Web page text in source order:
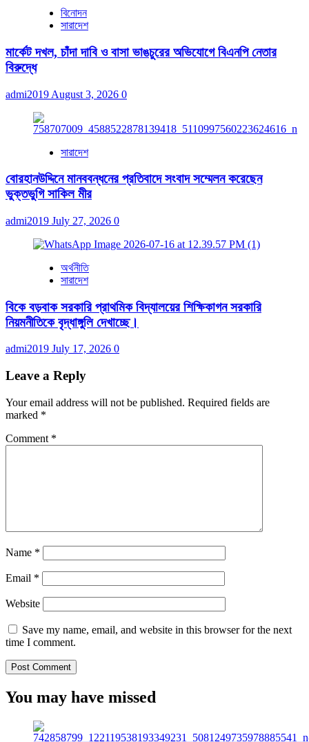
বিনোদন
সারাদেশ
মার্কেট দখল, চাঁদা দাবি ও বাসা ভাঙচুরের অভিযোগে বিএনপি নেতার
বিরুদ্ধে
admi2019 August 3, 2026 0
সারাদেশ
বোরহানউদ্দিনে মানববন্ধনের প্রতিবাদে সংবাদ সম্মেলন করেছেন
ভুক্তভুগি সাকিল মীর
admi2019 July 27, 2026 0
অর্থনীতি
সারাদেশ
বিকে বড়বাক সরকারি প্রাথমিক বিদ্যালয়ের শিক্ষিকাগন সরকারি
নিয়মনীতিকে বৃদ্ধাঙ্গুলি দেখাচ্ছে।
admi2019 July 17, 2026 0
Leave a Reply
Your email address will not be published. Required fields are
marked *
Comment *
Name *
Email *
Website
Save my name, email, and website in this browser for the next
time I comment.
You may have missed